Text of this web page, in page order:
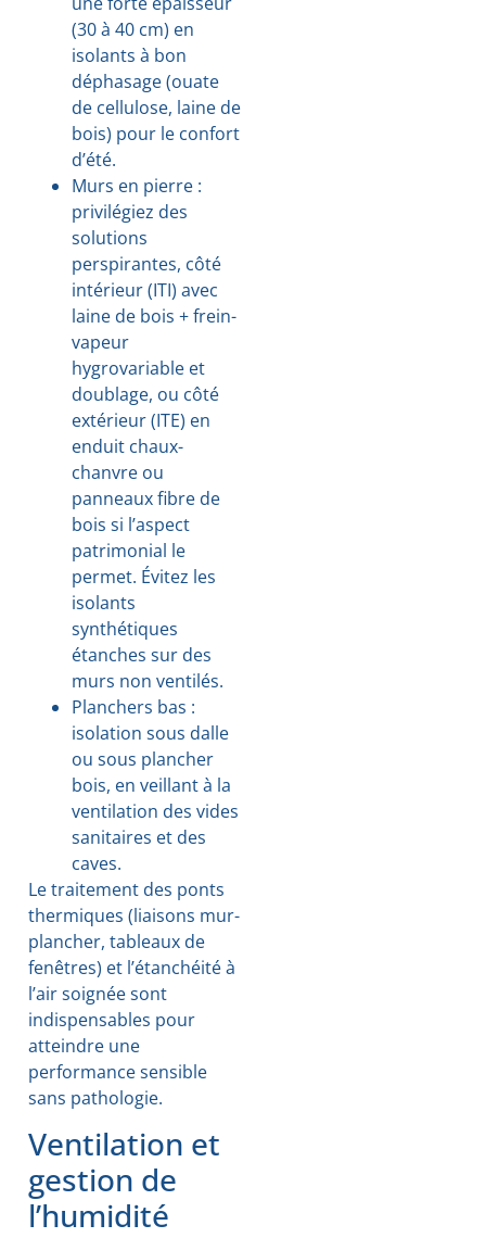
(30 à 40 cm) en
isolants à bon
déphasage (ouate
de cellulose, laine de
bois) pour le confort
d’été.
Murs en pierre :
privilégiez des
solutions
perspirantes, côté
intérieur (ITI) avec
laine de bois + frein-
vapeur
hygrovariable et
doublage, ou côté
extérieur (ITE) en
enduit chaux-
chanvre ou
panneaux fibre de
bois si l’aspect
patrimonial le
permet. Évitez les
isolants
synthétiques
étanches sur des
murs non ventilés.
Planchers bas :
isolation sous dalle
ou sous plancher
bois, en veillant à la
ventilation des vides
sanitaires et des
caves.
Le traitement des ponts
thermiques (liaisons mur-
plancher, tableaux de
fenêtres) et l’étanchéité à
l’air soignée sont
indispensables pour
atteindre une
performance sensible
sans pathologie.
Ventilation et
gestion de
l’humidité